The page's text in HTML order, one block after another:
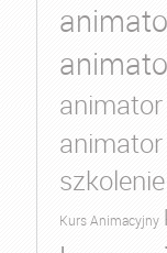
szkolenie
Kurs Animacyjny